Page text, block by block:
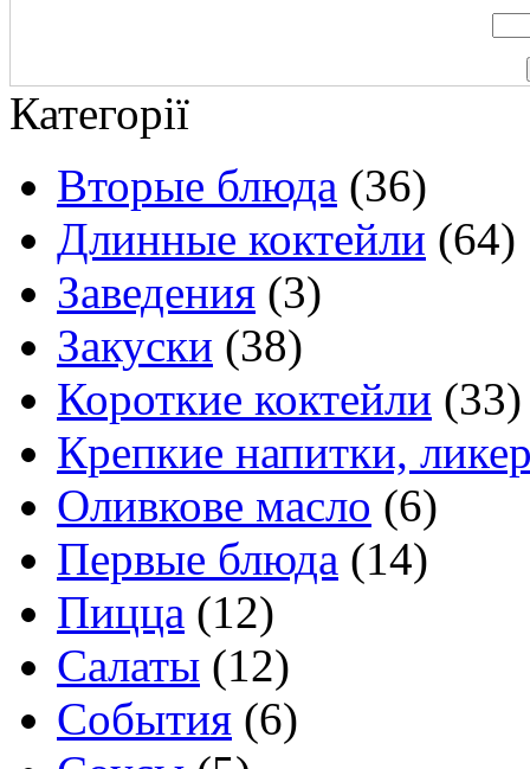
Категорії
Вторые блюда (36)
Длинные коктейли (64)
Заведения (3)
Закуски (38)
Короткие коктейли (33)
Крепкие напитки,
Оливкове масло (6)
Первые блюда (14)
Пицца (12)
Салаты (12)
События (6)